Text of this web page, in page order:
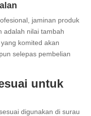
jaminan produk
adalah nilai tambah
komited akan
selepas pembelian
untuk
digunakan di surau